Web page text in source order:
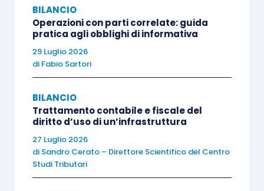
separatamente anche le
promesse al clientemediante il contratto,
agendo mediante la segmentazione del contratto
che si rende necessaria quando, come nel caso
di specie, daun unico contratto di vendita
possono scaturire
contabilizzare separatamente.
L’Esempio n. 5 riportato in calce all’Oic 34 è utile
a descrivere il processo a cui è chiamata
l’impresa nel caso di specie.
BILANCIO
Operazioni con parti correlate: guida
pratica agli obblighi di informativa
29 Luglio 2026
di Fabio Sartori
BILANCIO
Trattamento contabile e fiscale del
diritto d’uso di un’infrastruttura
27 Luglio 2026
di Sandro Cerato – Direttore Scientifico del Centro
Studi Tributari